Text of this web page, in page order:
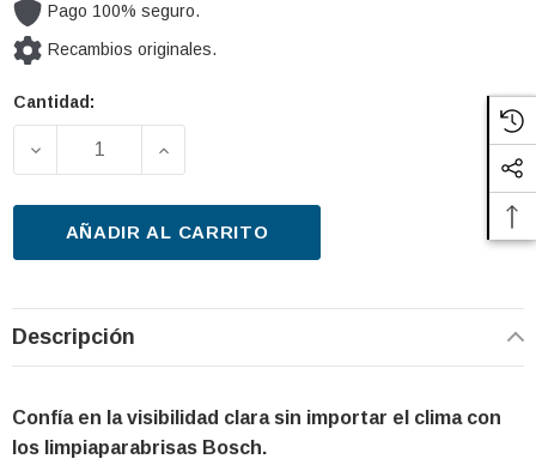
Pago 100% seguro.
Recambios originales.
Cantidad
Cantidad:
DISMINUIR LA CANTIDAD DE LIMPIAPARABRISAS
AUMENTAR LA CANTIDAD DE
AÑADIR AL CARRITO
Descripción
Confía en la visibilidad clara sin importar el clima con
los limpiaparabrisas Bosch.